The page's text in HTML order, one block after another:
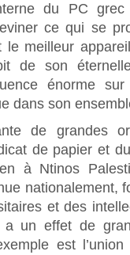
du PC
ce qui se
meilleur
de son
énorme
dans son
de grandes
de papier et
à Ntinos
nationalement,
et des
un effet de
est